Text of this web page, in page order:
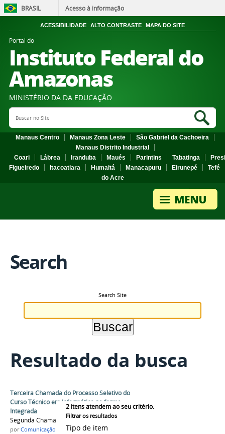
BRASIL Acesso à informação
ACESSIBILIDADE ALTO CONTRASTE MAPA DO SITE
Portal do
Instituto Federal do
Amazonas
MINISTÉRIO DA DA EDUCAÇÃO
Search Site
Manaus Centro Manaus Zona Leste
São Gabriel da Cachoeira
Manaus Distrito Industrial
Coari
Lábrea Iranduba Maués Parintins Tabatinga
Figueiredo
Itacoatiara Humaitá Manacapuru Eirunepé
Tefé
do Acre
Search
Search Site
Resultado da busca
2 itens atendem ao seu critério.
Filtrar os resultados
Tipo de item
Terceira Chamada do Processo Seletivo do
Curso Técnico em Informática na forma
Integrada
Segunda Chamada do Edital Nº 10/2017
porComunicação COARI